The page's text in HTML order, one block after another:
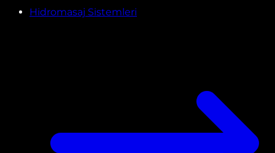
Hidromasaj Sistemleri